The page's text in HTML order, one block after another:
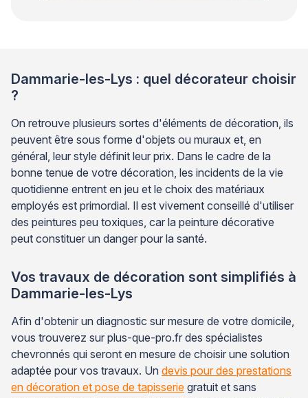
Dammarie-les-Lys : quel décorateur choisir
?
On retrouve plusieurs sortes d'éléments de décoration, ils
peuvent être sous forme d'objets ou muraux et, en
général, leur style définit leur prix. Dans le cadre de la
bonne tenue de votre décoration, les incidents de la vie
quotidienne entrent en jeu et le choix des matériaux
employés est primordial. Il est vivement conseillé d'utiliser
des peintures peu toxiques, car la peinture décorative
peut constituer un danger pour la santé.
Vos travaux de décoration sont simplifiés à
Dammarie-les-Lys
Afin d'obtenir un diagnostic sur mesure de votre domicile,
vous trouverez sur plus-que-pro.fr des spécialistes
chevronnés qui seront en mesure de choisir une solution
adaptée pour vos travaux. Un devis pour des prestations
en décoration et pose de tapisserie gratuit et sans